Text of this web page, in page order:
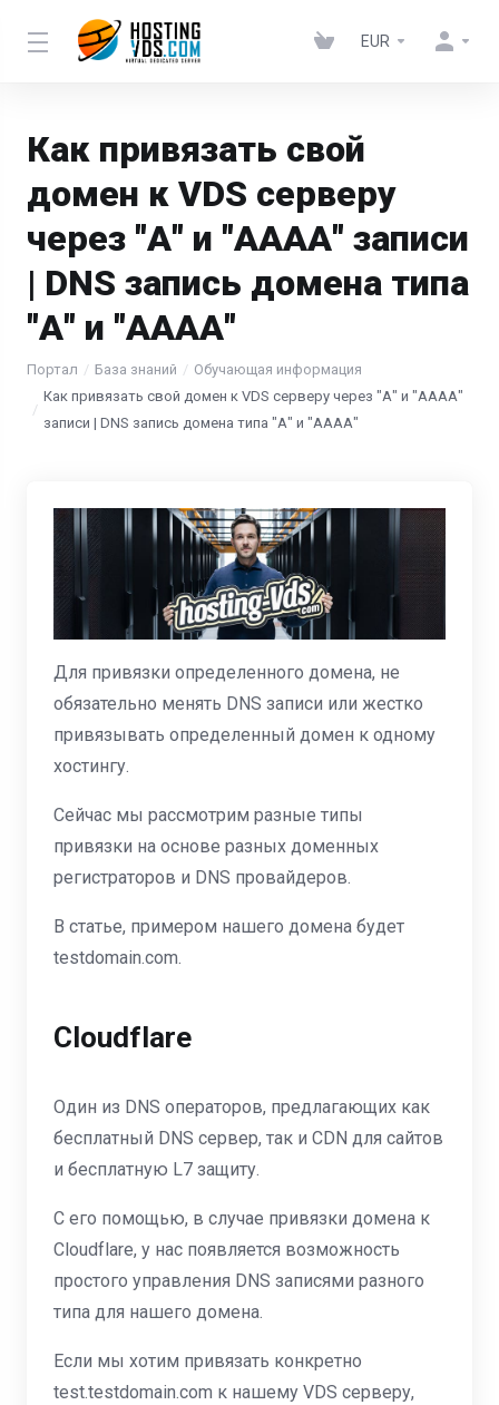
EUR
Как привязать свой
домен к VDS серверу
через "А" и "АААА" записи
| DNS запись домена типа
"А" и "АААА"
Портал База знаний
Обучающая информация
Как привязать свой домен к VDS серверу через "А" и "АААА"
записи | DNS запись домена типа "А" и "АААА"
Для привязки определенного домена, не
обязательно менять DNS записи или жестко
привязывать определенный домен к одному
хостингу.
Сейчас мы рассмотрим разные типы
привязки на основе разных доменных
регистраторов и DNS провайдеров.
В статье, примером нашего домена будет
testdomain.com.
Cloudflare
Один из DNS операторов, предлагающих как
бесплатный DNS сервер, так и CDN для сайтов
и бесплатную L7 защиту.
С его помощью, в случае привязки домена к
Cloudflare, у нас появляется возможность
простого управления DNS записями разного
типа для нашего домена.
Если мы хотим привязать конкретно
test.testdomain.com к нашему VDS серверу,